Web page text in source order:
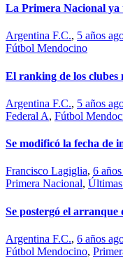
La Primera Nacional ya
Argentina F.C., 5 años
Fútbol Mendocino
El ranking de los clubes
Argentina F.C., 5 años
Federal A, Fútbol
Se modificó la fecha de
Francisco Lagiglia, 6
Primera Nacional,
Se postergó el
Argentina F.C., 6 años
Fútbol Mendocino,